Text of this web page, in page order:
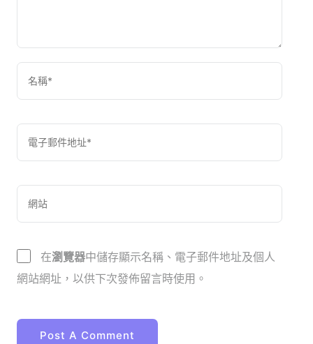
在瀏覽器中儲存顯示名稱、電子郵件地址及個人
網站網址，以供下次發佈留言時使用。